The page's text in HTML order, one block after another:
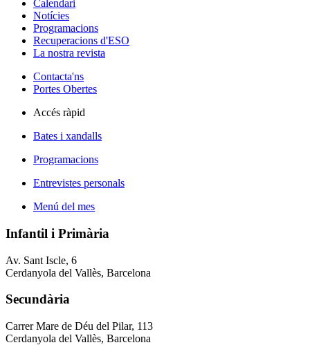
Calendari
Notícies
Programacions
Recuperacions d'ESO
La nostra revista
Contacta'ns
Portes Obertes
Accés ràpid
Bates i xandalls
Programacions
Entrevistes personals
Menú del mes
Infantil i Primària
Av. Sant Iscle, 6
Cerdanyola del Vallès, Barcelona
Secundària
Carrer Mare de Déu del Pilar, 113
Cerdanyola del Vallès, Barcelona